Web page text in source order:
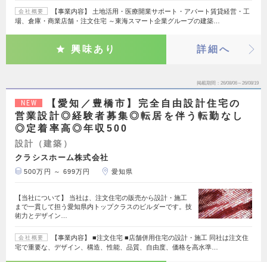
会社概要
【事業内容】 土地活用・医療開業サポート・アパート賃貸経営・工
場、倉庫・商業店舗・注文住宅 ～東海スマート企業グループの建築…
興味あり 詳細へ
掲載期間 26/08/06～26/08/19
NEW
【愛知／豊橋市】完全自由設計住宅の
営業設計◎経験者募集◎転居を伴う転勤なし
◎定着率高◎年収500
設計（建築）
クラシスホーム株式会社
500万円 ～ 699万円 愛知県
【当社について】 当社は、注文住宅の販売から設計・施工
まで一貫して担う愛知県内トップクラスのビルダーです。技
術力とデザイン…
会社概要
【事業内容】 ■注文住宅 ■店舗併用住宅の設計・施工 同社は注文住
宅で重要な、デザイン、構造、性能、品質、自由度、価格を高水準…